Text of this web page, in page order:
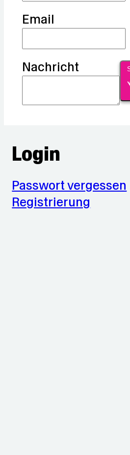
Email
Nachricht
Login
Passwort vergessen
Registrierung